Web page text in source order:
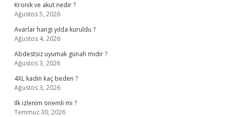
Kronik ve akut nedir ?
Ağustos 5, 2026
Avarlar hangi yılda kuruldu ?
Ağustos 4, 2026
Abdestsiz uyumak günah mıdır ?
Ağustos 3, 2026
4XL kadın kaç beden ?
Ağustos 3, 2026
Ilk izlenim önemli mi ?
Temmuz 30, 2026